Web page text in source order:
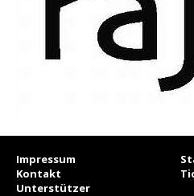
Impressum
Kontakt
Unterstützer